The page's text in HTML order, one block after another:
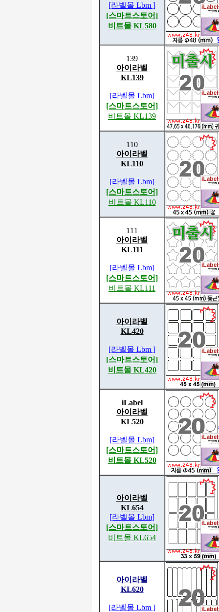
[라벨몰 Lbm ]
[스마트스토어]
비트몰 KL580
139
아이라벨
KL139
[라벨몰 Lbm]
[스마트스토어]
비트몰 KL139
110
아이라벨
KL110
[라벨몰 Lbm]
[스마트스토어]
비트몰 KL110
111
아이라벨
KL111
[라벨몰 Lbm]
[스마트스토어]
비트몰 KL111
아이라벨
KL420
[라벨몰 Lbm ]
[스마트스토어]
비트몰 KL420
iLabel
아이라벨
KL520
[라벨몰 Lbm]
[스마트스토어]
비트몰 KL520
아이라벨
KL654
[라벨몰 Lbm]
[스마트스토어]
비트몰 KL654
아이라벨
KL620
[라벨몰 Lbm ]